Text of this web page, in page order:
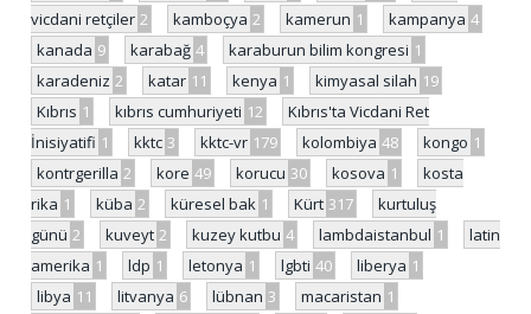
vicdani retçiler 2 kamboçya 2 kamerun 1 kampanya 4
kanada 9 karabağ 4 karaburun bilim kongresi 1
karadeniz 2 katar 11 kenya 1 kimyasal silah 19
Kıbrıs 1 kıbrıs cumhuriyeti 12
Kıbrıs'ta Vicdani Ret
İnisiyatifi 1 kktc 3 kktc-vr 179 kolombiya 48 kongo 1
kontrgerilla 2 kore 49 korucu 30 kosova 1
kosta
rika 1 küba 2 küresel bak 1 Kürt 317
kurtuluş
günü 2 kuveyt 2 kuzey kutbu 4 lambdaistanbul 1
latin
amerika 1 ldp 1 letonya 1 lgbti 40 liberya 1
libya 11 litvanya 6 lübnan 3 macaristan 1